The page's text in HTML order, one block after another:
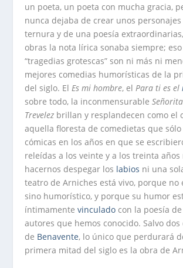
un poeta, un poeta con mucha gracia,
nunca dejaba de crear unos
ternura y de una poesía
obras la nota lírica sonaba siempre;
“tragedias grotescas” son ni más ni
mejores comedias humorísticas de la
del siglo. ElEs mi hombre, elPara ti es el
sobre todo, la inconmensurable
Trevelez brillan y resplandecen como el
aquella floresta de comedietas que
cómicas en los años en que se
releídas a los veinte y a los treinta años
hacernos despegar los labios ni una
teatro de Arniches está vivo, porque no
sino humorístico, y porque su humor
íntimamentevinculado con la poesía
autores que hemos conocido. Salvo
de Benavente, lo único que perdurará
primera mitad del siglo es la obra de